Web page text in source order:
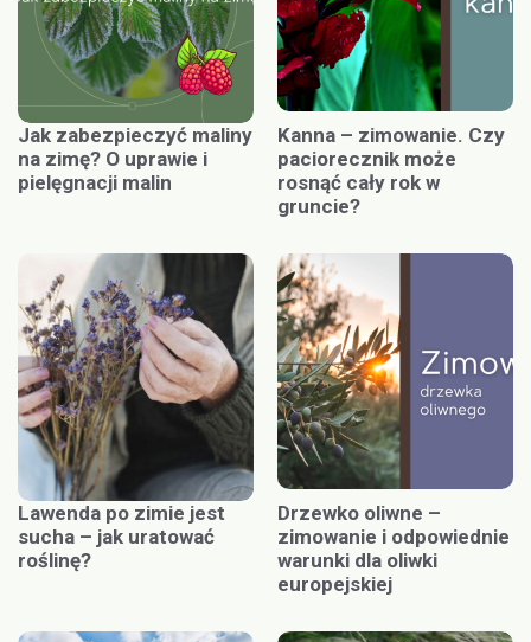
Jak zabezpieczyć maliny
na zimę? O uprawie i
pielęgnacji malin
Kanna – zimowanie. Czy
paciorecznik może
rosnąć cały rok w
gruncie?
Lawenda po zimie jest
sucha – jak uratować
roślinę?
Drzewko oliwne –
zimowanie i odpowiednie
warunki dla oliwki
europejskiej